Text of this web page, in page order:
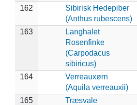
162
Sibirisk Hedepiber
(Anthus rubescens)
163
Langhalet
Rosenfinke
(Carpodacus
sibiricus)
164
Verreauxørn
(Aquila verreauxii)
165
Træsvale